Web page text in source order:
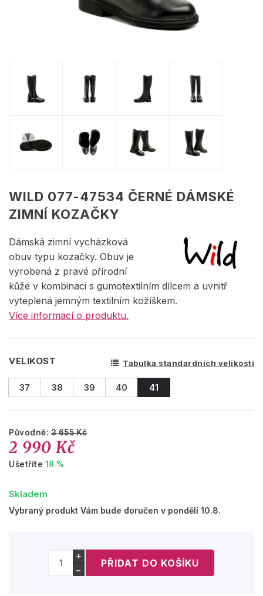
WILD 077-47534 ČERNÉ DÁMSKÉ
ZIMNÍ KOZAČKY
Dámská zimní vycházková
obuv typu kozačky. Obuv je
vyrobená z pravé přírodní
kůže v kombinaci s gumotextilním dílcem a uvnitř
vyteplená jemným textilním kožíškem.
Více informací o produktu.
VELIKOST Tabulka standardních velikostí
37 38 39 40 41
Původně:3 655 Kč
2 990 Kč
Ušetříte 18 %
Skladem
Vybraný produkt Vám bude doručen v pondělí 10.8.
+
−